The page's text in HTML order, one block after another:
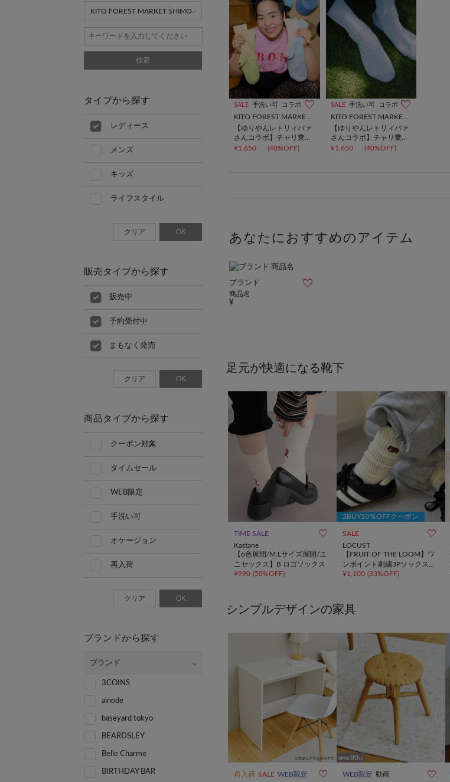
SALE 手洗い可 コラボ
【ゆりやんレトリィバァ
さんコラボ】チャリ乗っ
ちゃってソックス
¥1,650 (40%OFF)
SALE 手洗い可 コラボ
KITO FOREST MARKET SHIMOICHI
【ゆりやんレトリィバァ
さんコラボ】チャリ乗っ
ちゃってソックス
¥1,650 (40%OFF)
あなたにおすすめのアイテム
ブランド
商品名
足元が快適になる靴下
TIME SALE 
Kastane
【6色展開/M.Lサイズ展開/ユ
ニセックス】B ロゴソックス
¥990 (50%OFF)
2BUY10％OFFクーポン
SALE 
LOCUST
【FRUIT OF THE LOOM】ワ
ンポイント刺繍3Pソックス
②
¥1,100 (33%OFF)
シンプルデザインの家具
再入荷 SALE WEB限定  WEB限定 動画 
検索
タイプから探す
レディース
メンズ
キッズ
ライフスタイル
クリア OK
販売タイプから探す
販売中
予約受付中
まもなく発売
クリア OK
商品タイプから探す
クーポン対象
タイムセール
WEB限定
手洗い可
オケージョン
再入荷
クリア OK
ブランドから探す
ブランド
3COINS
ainode
baseyard tokyo
BEARDSLEY
Belle Charme
BIRTHDAY BAR